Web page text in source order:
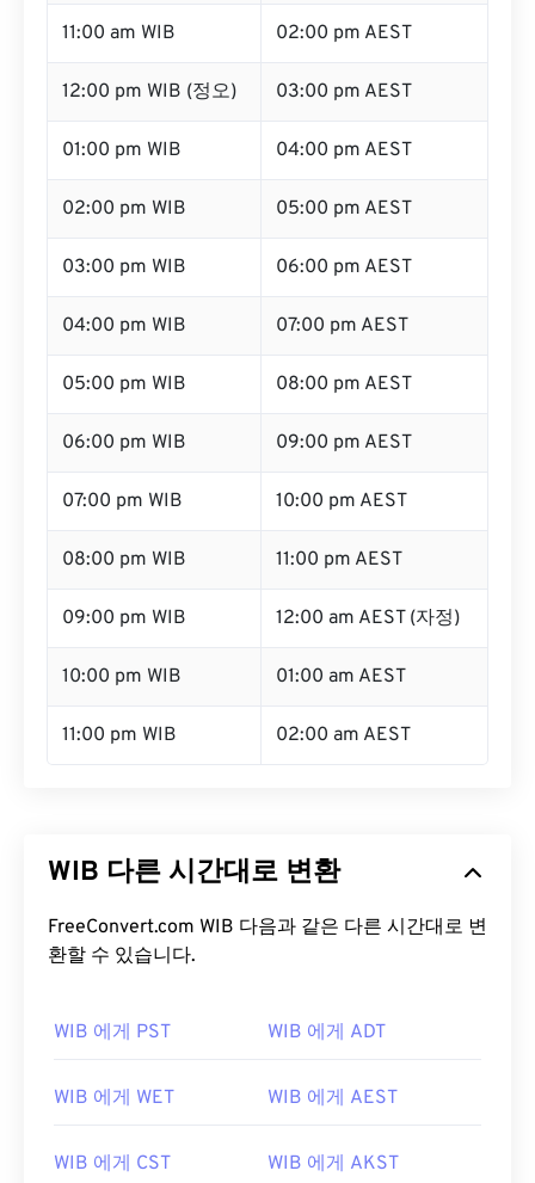
11:00 am WIB 02:00 pm AEST
12:00 pm WIB (정오) 03:00 pm AEST
01:00 pm WIB 04:00 pm AEST
02:00 pm WIB 05:00 pm AEST
03:00 pm WIB 06:00 pm AEST
04:00 pm WIB 07:00 pm AEST
05:00 pm WIB 08:00 pm AEST
06:00 pm WIB 09:00 pm AEST
07:00 pm WIB 10:00 pm AEST
08:00 pm WIB 11:00 pm AEST
09:00 pm WIB 12:00 am AEST (자정)
10:00 pm WIB 01:00 am AEST
11:00 pm WIB 02:00 am AEST
WIB 다른 시간대로 변환
FreeConvert.com WIB 다음과 같은 다른 시간대로 변
환할 수 있습니다.
WIB 에게 PST WIB 에게 ADT
WIB 에게 WET WIB 에게 AEST
WIB 에게 CST WIB 에게 AKST